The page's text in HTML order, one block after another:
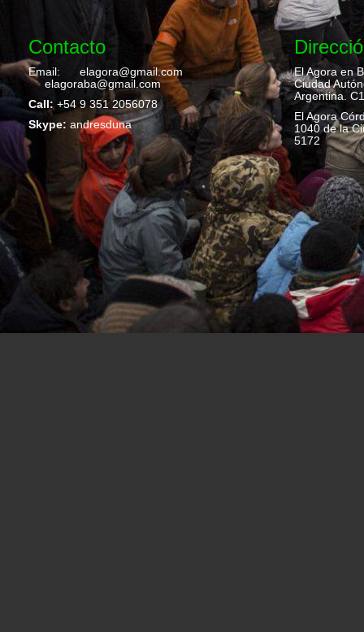
Contacto
Email:
elagora@gmail.com
elagoraba@gmail.com
Call: +54 9 351 2056078
Skype: andresduna
El Agora en
Ciudad
Argentina.
El Agora
1040 de la
5172